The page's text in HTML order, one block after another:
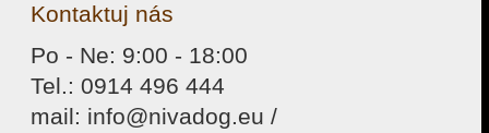
Kontaktuj nás
Po - Ne: 9:00 - 18:00
Tel.: 0914 496 444
mail: info@nivadog.eu /